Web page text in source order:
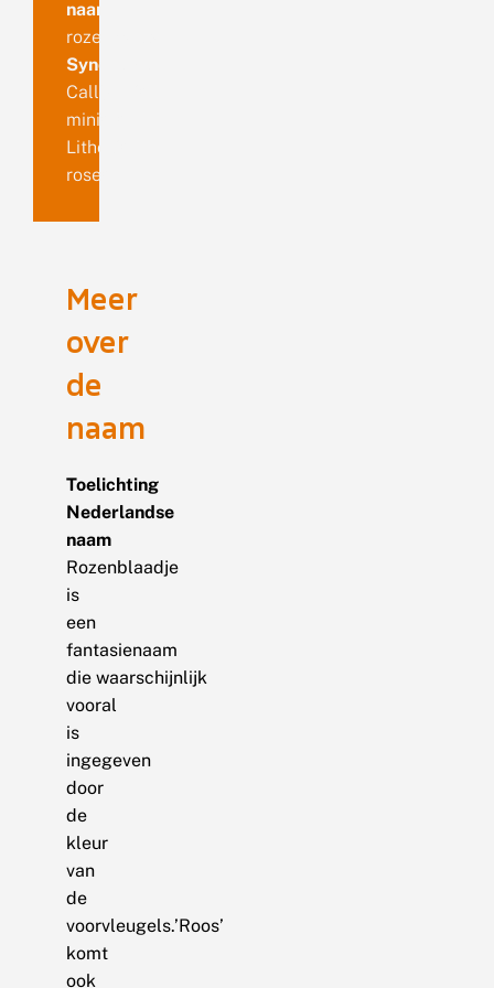
naam
rozenmosbeer
Synoniemen
Calligenia
miniata
Lithosia
rosea
Meer
over
de
naam
Toelichting
Nederlandse
naam
Rozenblaadje
is
een
fantasienaam
die waarschijnlijk
vooral
is
ingegeven
door
de
kleur
van
de
voorvleugels.’Roos’
komt
ook